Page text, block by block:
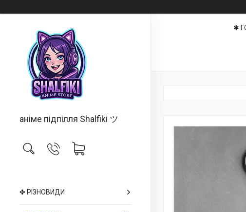
аніме підпілля Shalfiki ツ
✤ РІЗНОВИДИ
✱